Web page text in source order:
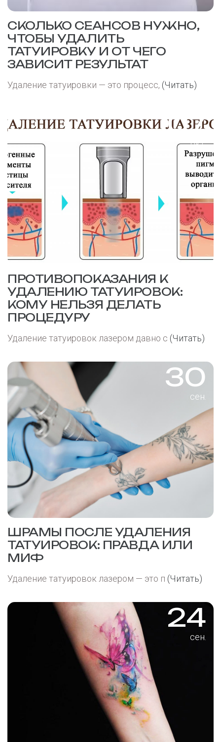
СКОЛЬКО СЕАНСОВ НУЖНО,
ЧТОБЫ УДАЛИТЬ
ТАТУИРОВКУ И ОТ ЧЕГО
ЗАВИСИТ РЕЗУЛЬТАТ
Удаление татуировки — это процесс, (Читать)
07
окт.
ПРОТИВОПОКАЗАНИЯ К
УДАЛЕНИЮ ТАТУИРОВОК:
КОМУ НЕЛЬЗЯ ДЕЛАТЬ
ПРОЦЕДУРУ
Удаление татуировок лазером давно с (Читать)
30
сен.
ШРАМЫ ПОСЛЕ УДАЛЕНИЯ
ТАТУИРОВОК: ПРАВДА ИЛИ
МИФ
Удаление татуировок лазером — это п (Читать)
24
сен.